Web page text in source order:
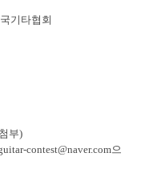
기타협회
부)
contest@naver.com으